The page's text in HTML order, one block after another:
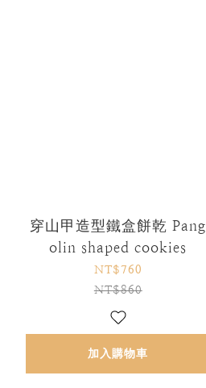
穿山甲造型鐵盒餅乾 Pang
olin shaped cookies
NT$760
NT$860
加入購物車